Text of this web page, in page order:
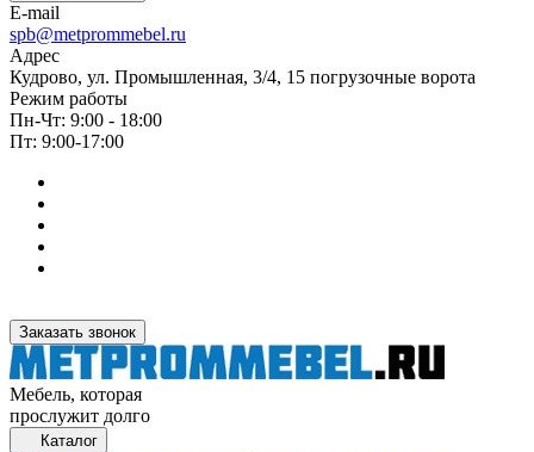
E-mail
spb@metprommebel.ru
Адрес
Кудрово, ул. Промышленная, 3/4, 15 погрузочные ворота
Режим работы
Пн-Чт: 9:00 - 18:00
Пт: 9:00-17:00
Заказать звонок
Мебель, которая
прослужит долго
Каталог